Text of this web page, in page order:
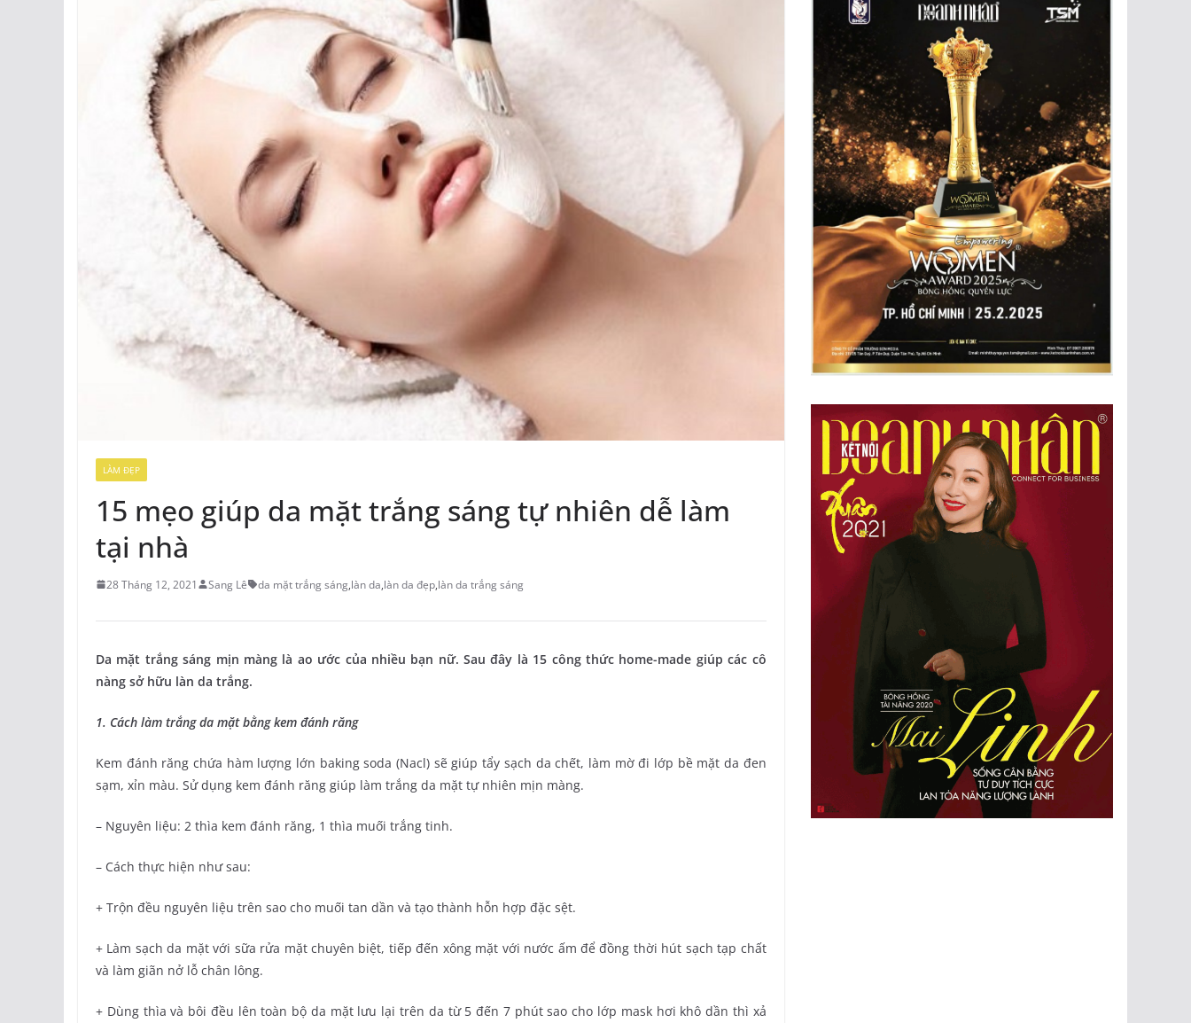
LÀM ĐẸP
15 mẹo giúp da mặt trắng sáng tự nhiên dễ làm
tại nhà
28 Tháng 12, 2021 Sang Lê da mặt trắng sáng,làn da,làn da đẹp,làn da trắng sáng
Da mặt trắng sáng mịn màng là ao ước của nhiều bạn nữ. Sau đây là 15 công thức home-made giúp các cô
nàng sở hữu làn da trắng.
1. Cách làm trắng da mặt bằng kem đánh răng
Kem đánh răng chứa hàm lượng lớn baking soda (Nacl) sẽ giúp tẩy sạch da chết, làm mờ đi lớp bề mặt da đen
sạm, xỉn màu. Sử dụng kem đánh răng giúp làm trắng da mặt tự nhiên mịn màng.
– Nguyên liệu: 2 thìa kem đánh răng, 1 thìa muối trắng tinh.
– Cách thực hiện như sau:
+ Trộn đều nguyên liệu trên sao cho muối tan dần và tạo thành hỗn hợp đặc sệt.
+ Làm sạch da mặt với sữa rửa mặt chuyên biệt, tiếp đến xông mặt với nước ấm để đồng thời hút sạch tạp chất
và làm giãn nở lỗ chân lông.
+ Dùng thìa và bôi đều lên toàn bộ da mặt lưu lại trên da từ 5 đến 7 phút sao cho lớp mask hơi khô dần thì xả